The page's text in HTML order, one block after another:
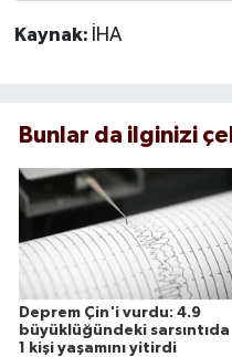
Kaynak: İHA
Bunlar da ilginizi
Deprem Çin'i vurdu: 4.9
büyüklüğündeki sarsıntıda
1 kişi yaşamını yitirdi